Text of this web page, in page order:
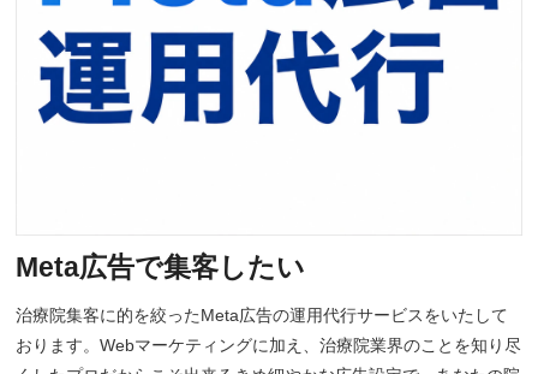
Meta広告で集客したい
治療院集客に的を絞ったMeta広告の運用代行サービスをいたして
おります。Webマーケティングに加え、治療院業界のことを知り尽